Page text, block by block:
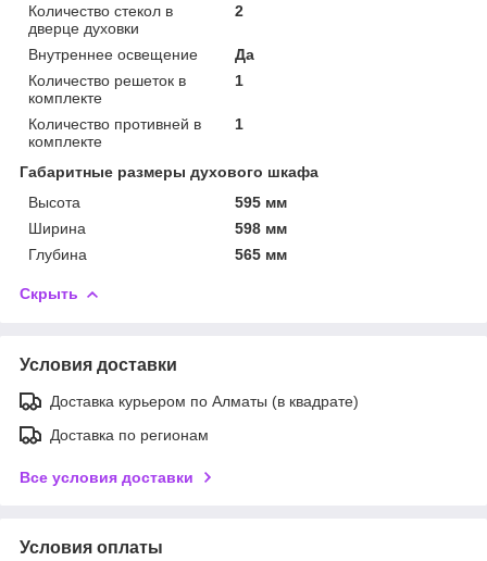
Количество стекол в
дверце духовки
2
Внутреннее освещение
Да
Количество решеток в
комплекте
1
Количество противней в
комплекте
1
Габаритные размеры духового шкафа
Высота
595 мм
Ширина
598 мм
Глубина
565 мм
Скрыть
Условия доставки
Доставка курьером по Алматы (в квадрате)
Доставка по регионам
Все условия доставки
Условия оплаты